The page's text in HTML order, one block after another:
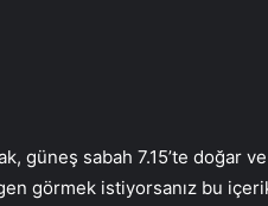
güneş sabah 7.15’te doğar ve
görmek istiyorsanız bu